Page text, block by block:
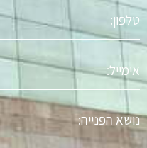
טלפון
אימייל
נושא
הפניה